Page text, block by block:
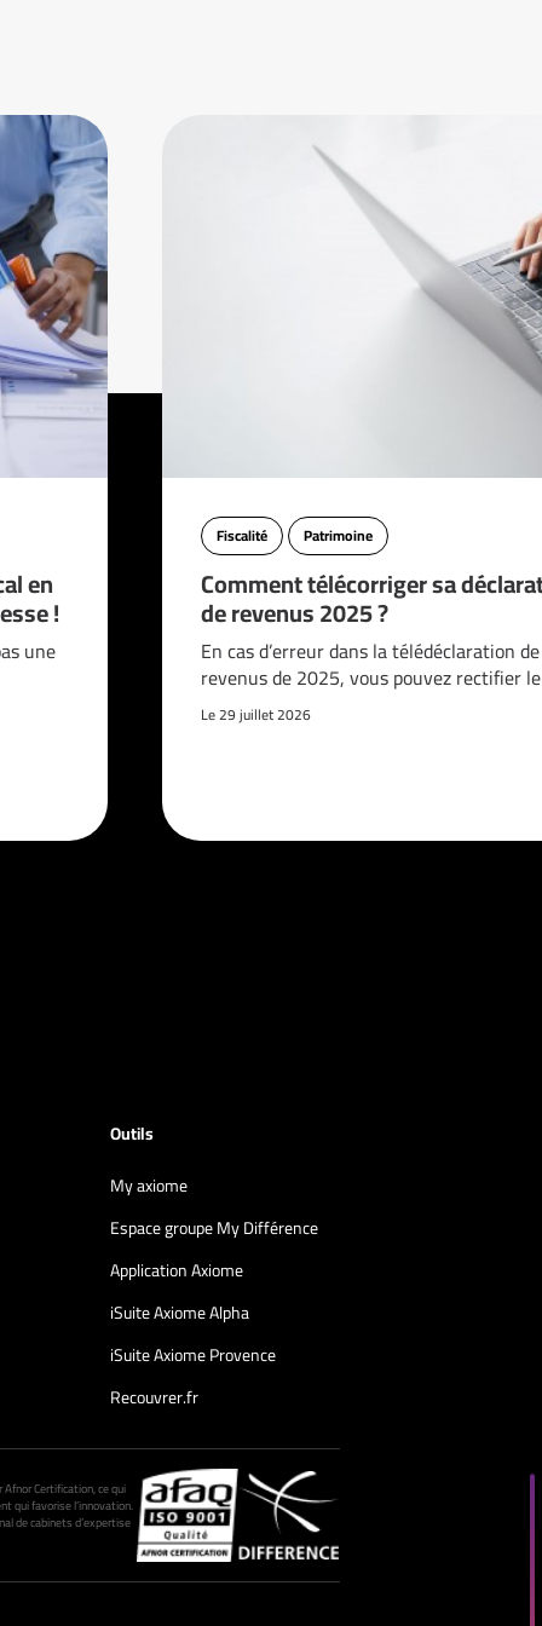
en
!
une
Fiscalité Patrimoine
Comment télécorriger sa
de revenus 2025 ?
En cas d’erreur dans la télédéclaration
revenus de 2025, vous pouvez rectifier
Le 29 juillet 2026
Outils
My axiome
Espace groupe My Différence
Application Axiome
iSuite Axiome Alpha
iSuite Axiome Provence
Recouvrer.fr
Certification, ce qui
qui favorise l’innovation.
de cabinets d’expertise